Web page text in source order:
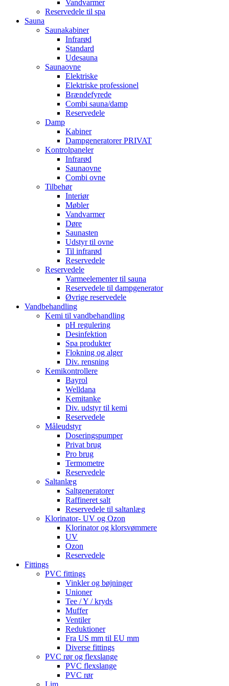
Vandvarmer
Reservedele til spa
Sauna
Saunakabiner
Infrarød
Standard
Udesauna
Saunaovne
Elektriske
Elektriske professionel
Brændefyrede
Combi sauna/damp
Reservedele
Damp
Kabiner
Dampgeneratorer PRIVAT
Kontrolpaneler
Infrarød
Saunaovne
Combi ovne
Tilbehør
Interiør
Møbler
Vandvarmer
Døre
Saunasten
Udstyr til ovne
Til infrarød
Reservedele
Reservedele
Varmeelementer til sauna
Reservedele til dampgenerator
Øvrige reservedele
Vandbehandling
Kemi til vandbehandling
pH regulering
Desinfektion
Spa produkter
Flokning og alger
Div. rensning
Kemikontrollere
Bayrol
Welldana
Kemitanke
Div. udstyr til kemi
Reservedele
Måleudstyr
Doseringspumper
Privat brug
Pro brug
Termometre
Reservedele
Saltanlæg
Saltgeneratorer
Raffineret salt
Reservedele til saltanlæg
Klorinator- UV og Ozon
Klorinator og klorsvømmere
UV
Ozon
Reservedele
Fittings
PVC fittings
Vinkler og bøjninger
Unioner
Tee / Y / kryds
Muffer
Ventiler
Reduktioner
Fra US mm til EU mm
Diverse fittings
PVC rør og flexslange
PVC flexslange
PVC rør
Lim